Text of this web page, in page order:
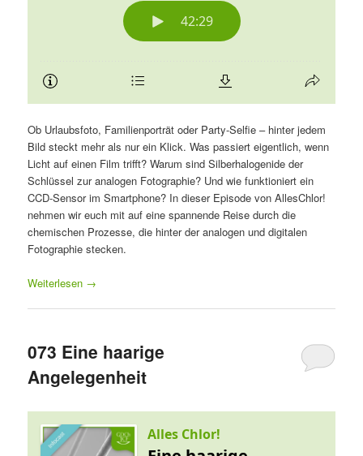
Ob Urlaubsfoto, Familienporträt oder Party-Selfie – hinter jedem
Bild steckt mehr als nur ein Klick. Was passiert eigentlich, wenn
Licht auf einen Film trifft? Warum sind Silberhalogenide der
Schlüssel zur analogen Fotographie? Und wie funktioniert ein
CCD-Sensor im Smartphone? In dieser Episode von AllesChlor!
nehmen wir euch mit auf eine spannende Reise durch die
chemischen Prozesse, die hinter der analogen und digitalen
Fotographie stecken.
Weiterlesen →
073 Eine haarige
Angelegenheit